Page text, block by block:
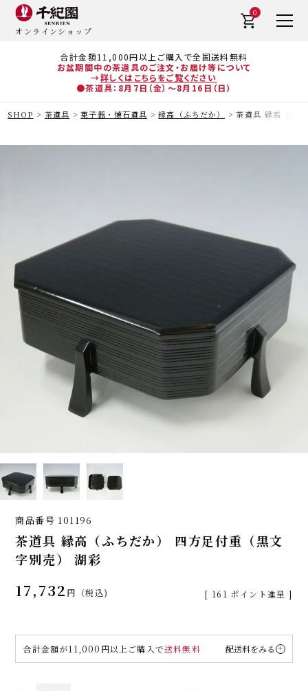
合計金額11,000円以上ご購入で全国送料無料
お盆期間中の茶道具のご注文・お届け等について
→詳しくはこちらをご覧ください
●茶道具：8月7日（金）～8月16日（日）
オンラインショップ
0
SHOP 茶道具 菓子器・懐石道具 縁高（ふちだか） 茶道具 縁高（ふ
商品番号 101196
茶道具 縁高（ふちだか） 四方足付重（黒文
字別売） 湖彩
17,732 税込 [ 161 ポイント進呈 ]
合計金額が11,000円以上ご購入で送料無料 配送料をみる